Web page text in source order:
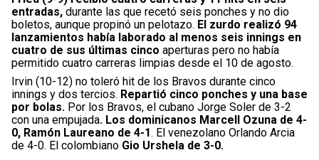
entradas, durante las que recetó seis ponches y no dio
boletos, aunque propinó un pelotazo. El zurdo realizó 94
lanzamientos había laborado al menos seis innings en
cuatro de sus últimas cinco aperturas pero no había
permitido cuatro carreras limpias desde el 10 de agosto.
Irvin (10-12) no toleró hit de los Bravos durante cinco
innings y dos tercios. Repartió cinco ponches y una base
por bolas. Por los Bravos, el cubano Jorge Soler de 3-2
con una empujada. Los dominicanos Marcell Ozuna de 4-
0, Ramón Laureano de 4-1. El venezolano Orlando Arcia
de 4-0. El colombiano Gio Urshela de 3-0.